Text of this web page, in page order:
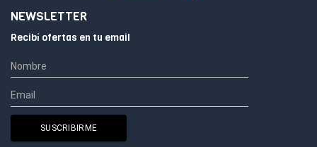
NEWSLETTER
Recibí ofertas en tu email